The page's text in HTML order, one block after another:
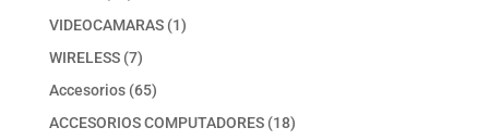
productos
VIDEOCAMARAS 11
WIRELESS 77
productos
Accesorios 6565
productos
ACCESORIOS COMPUTADORES 1818